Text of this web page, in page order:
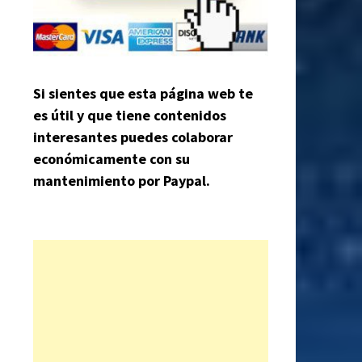
Si sientes que esta página web te
es útil y que tiene contenidos
interesantes puedes colaborar
económicamente con su
mantenimiento por Paypal.